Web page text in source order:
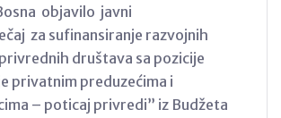
objavilo javni
za sufinansiranje razvojnih
društava sa pozicije
privatnim preduzećima i
– poticaj privredi” iz Budžeta